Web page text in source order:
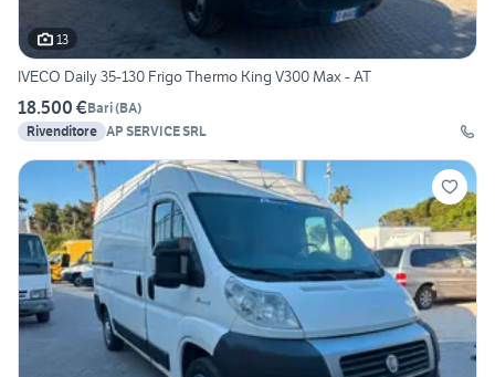
13
IVECO Daily 35-130 Frigo Thermo King V300 Max - AT
18.500 €Bari(BA)
Rivenditore AP SERVICE SRL